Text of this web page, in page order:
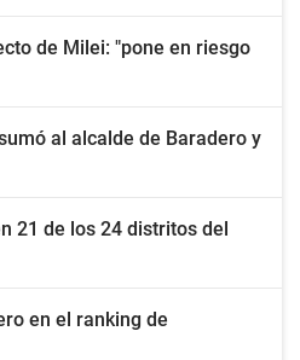
de Milei: "pone en riesgo
al alcalde de Baradero y
21 de los 24 distritos del
en el ranking de